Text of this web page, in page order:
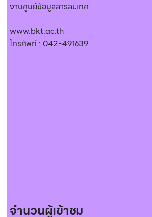
งานศูนย์ข้อมูลสารสนเทศ
www.bkt.ac.th
โทรศัพท์ : 042-491639
จำนวนผู้เข้าชม